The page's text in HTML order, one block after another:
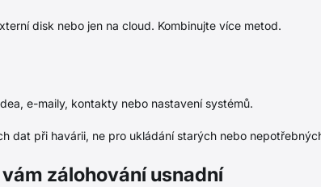
disk nebo jen na cloud. Kombinujte více metod.
e-maily, kontakty nebo nastavení systémů.
dat při havárii, ne pro ukládání starých nebo
zálohování usnadní